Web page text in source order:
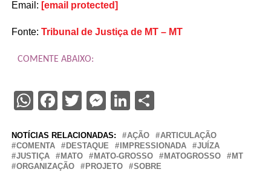
Email: [email protected]
Fonte: Tribunal de Justiça de MT – MT
COMENTE ABAIXO:
WhatsApp
Facebook
Twitter
Messenger
LinkedIn
Share
NOTÍCIAS RELACIONADAS: AÇÃO
ARTICULAÇÃO
COMENTA
DESTAQUE IMPRESSIONADA
JUÍZA
JUSTIÇA
MATO MATO-GROSSO MATOGROSSO
MT
ORGANIZAÇÃO
PROJETO SOBRE